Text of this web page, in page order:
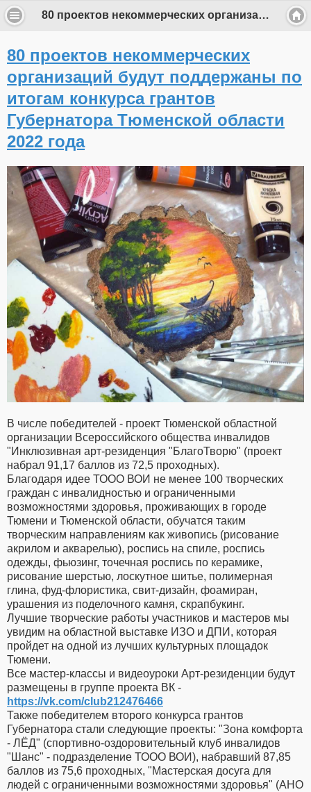
80 проектов некоммерческих организаций будут поддержаны по итогам конкурса грантов Губернатора Тюменской области 2022 года
80 проектов некоммерческих
организаций будут поддержаны по
итогам конкурса грантов
Губернатора Тюменской области
2022 года
В числе победителей - проект Тюменской областной
организации Всероссийского общества инвалидов
"Инклюзивная арт-резиденция "БлагоТворю" (проект
набрал 91,17 баллов из 72,5 проходных).
Благодаря идее ТООО ВОИ не менее 100 творческих
граждан с инвалидностью и ограниченными
возможностями здоровья, проживающих в городе
Тюмени и Тюменской области, обучатся таким
творческим направлениям как живопись (рисование
акрилом и акварелью), роспись на спиле, роспись
одежды, фьюзинг, точечная роспись по керамике,
рисование шерстью, лоскутное шитье, полимерная
глина, фуд-флористика, свит-дизайн, фоамиран,
урашения из поделочного камня, скрапбукинг.
Лучшие творческие работы участников и мастеров мы
увидим на областной выставке ИЗО и ДПИ, которая
пройдет на одной из лучших культурных площадок
Тюмени.
Все мастер-классы и видеоуроки Арт-резиденции будут
размещены в группе проекта ВК -
https://vk.com/club212476466
Также победителем второго конкурса грантов
Губернатора стали следующие проекты: "Зона комфорта
- ЛЁД" (спортивно-оздоровительный клуб инвалидов
"Шанс" - подразделение ТООО ВОИ), набравший 87,85
баллов из 75,6 проходных, "Мастерская досуга для
людей с ограниченными возможностями здоровья" (АНО